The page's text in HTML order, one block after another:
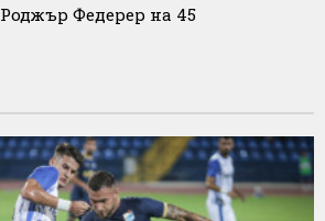
Роджър Федерер на 45